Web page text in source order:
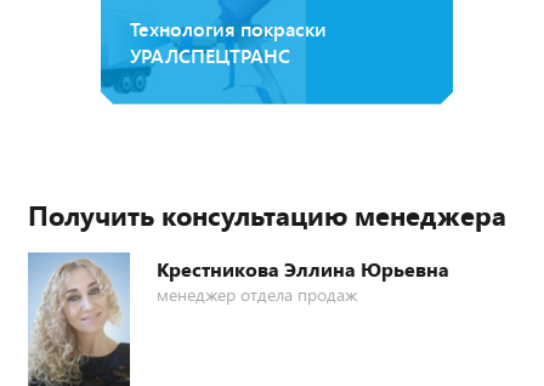
Технология покраски
УРАЛСПЕЦТРАНС
Получить консультацию менеджера
Крестникова Эллина Юрьевна
менеджер отдела продаж